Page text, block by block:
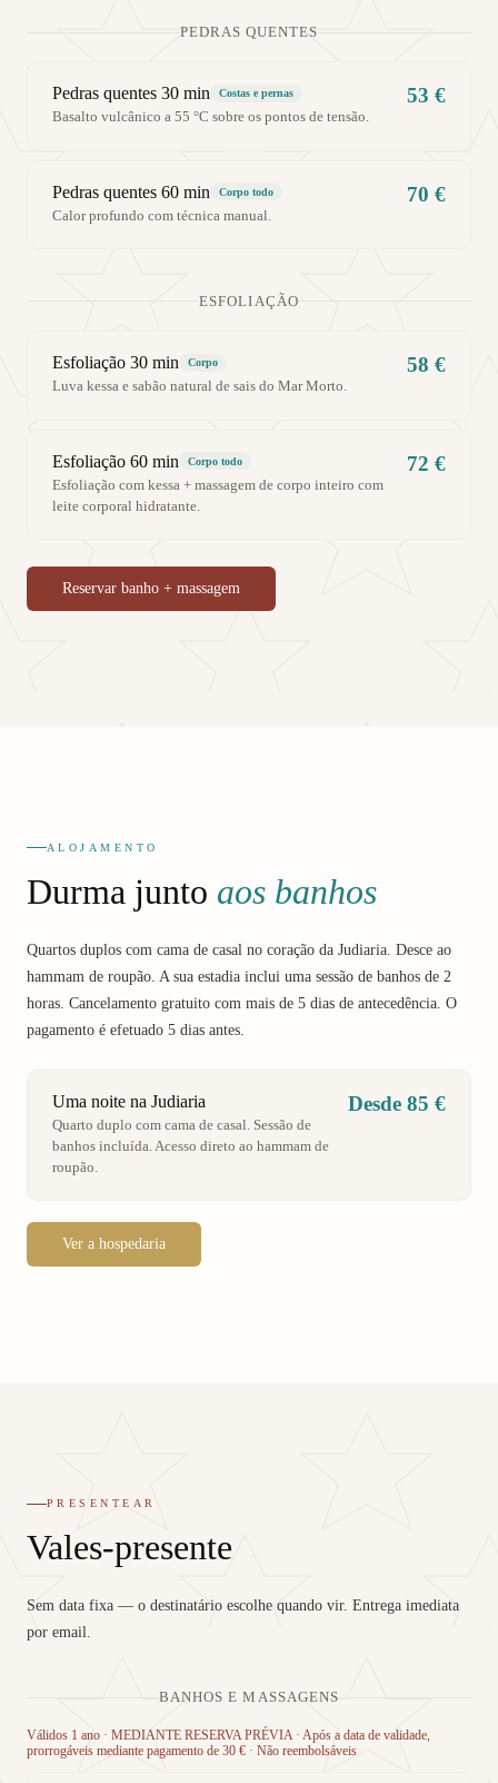
PEDRAS QUENTES
Pedras quentes 30 min Costas e pernas
Basalto vulcânico a 55 °C sobre os pontos de tensão.
53 €
Pedras quentes 60 min Corpo todo
Calor profundo com técnica manual.
70 €
ESFOLIAÇÃO
Esfoliação 30 min Corpo
Luva kessa e sabão natural de sais do Mar Morto.
58 €
Esfoliação 60 min Corpo todo
Esfoliação com kessa + massagem de corpo inteiro com
leite corporal hidratante.
72 €
Reservar banho + massagem
ALOJAMENTO
Durma junto aos banhos
Quartos duplos com cama de casal no coração da Judiaria. Desce ao
hammam de roupão. A sua estadia inclui uma sessão de banhos de 2
horas. Cancelamento gratuito com mais de 5 dias de antecedência. O
pagamento é efetuado 5 dias antes.
Uma noite na Judiaria
Quarto duplo com cama de casal. Sessão de
banhos incluída. Acesso direto ao hammam de
roupão.
Desde 85 €
Ver a hospedaria
PRESENTEAR
Vales-presente
Sem data fixa — o destinatário escolhe quando vir. Entrega imediata
por email.
BANHOS E MASSAGENS
Válidos 1 ano · MEDIANTE RESERVA PRÉVIA · Após a data de validade,
prorrogáveis mediante pagamento de 30 € · Não reembolsáveis